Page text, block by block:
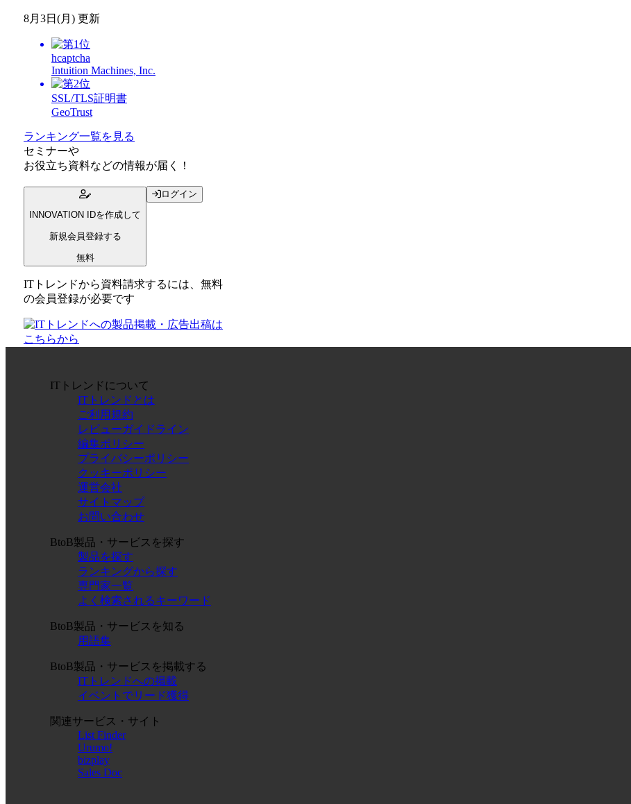
8月3日(月) 更新
hcaptcha
Intuition Machines, Inc.
SSL/TLS証明書
GeoTrust
ランキング一覧を見る
セミナーや
お役立ち資料などの情報が届く！
INNOVATION IDを作成して
新規会員登録する
無料
ログイン
ITトレンドから資料請求するには、無料
の会員登録が必要です
ITトレンドについて
ITトレンドとは
ご利用規約
レビューガイドライン
編集ポリシー
プライバシーポリシー
クッキーポリシー
運営会社
サイトマップ
お問い合わせ
BtoB製品・サービスを探す
製品を探す
ランキングから探す
専門家一覧
よく検索されるキーワード
BtoB製品・サービスを知る
用語集
BtoB製品・サービスを掲載する
ITトレンドへの掲載
イベントでリード獲得
関連サービス・サイト
List Finder
Urumo!
bizplay
Sales Doc